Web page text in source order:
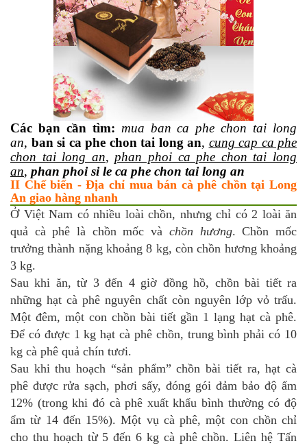
Các bạn cần tìm: mua ban ca phe chon tai long
an, ban si ca phe chon tai long an, cung cap ca phe
chon tai long an, phan phoi ca phe chon tai long
an, phan phoi si le ca phe chon tai long an
II Chế biến - Địa chỉ mua bán cà phê chồn tại Long
An giao hàng nhanh
Ở Việt Nam có nhiều loài chồn, nhưng chỉ có 2 loài ăn
quả cà phê là chồn mốc và chồn hương. Chồn mốc
trưởng thành nặng khoảng 8 kg, còn chồn hương khoảng
3 kg.
Sau khi ăn, từ 3 đến 4 giờ đồng hồ, chồn bài tiết ra
những hạt cà phê nguyên chất còn nguyên lớp vỏ trấu.
Một đêm, một con chồn bài tiết gần 1 lạng hạt cà phê.
Để có được 1 kg hạt cà phê chồn, trung bình phải có 10
kg cà phê quả chín tươi.
Sau khi thu hoạch “sản phẩm” chồn bài tiết ra, hạt cà
phê được rửa sạch, phơi sấy, đóng gói đảm bảo độ ẩm
12% (trong khi đó cà phê xuất khẩu bình thường có độ
ẩm từ 14 đến 15%). Một vụ cà phê, một con chồn chỉ
cho thu hoạch từ 5 đến 6 kg cà phê chồn. Liên hệ Tấn